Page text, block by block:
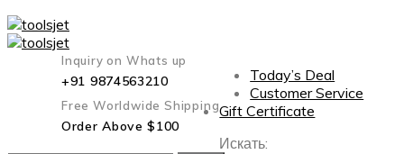
Inquiry on Whats up
+91 9874563210
Free Worldwide Shipping
Order Above $100
Today’s Deal
Customer Service
Gift Certificate
Искать: